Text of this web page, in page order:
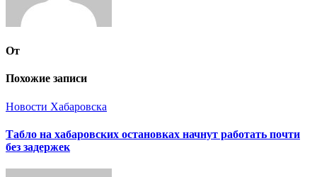
От
Похожие записи
Новости Хабаровска
Табло на хабаровских остановках начнут работать почти
без задержек